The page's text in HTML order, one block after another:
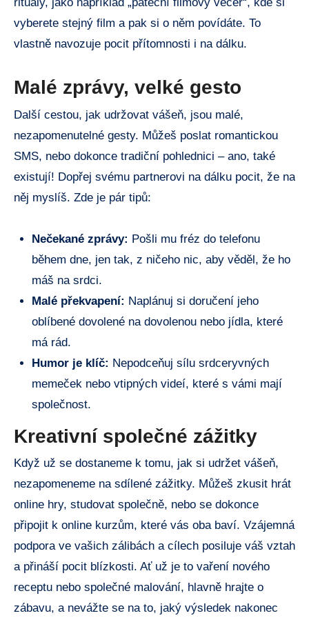
rituály, jako například „páteční filmový večer“, kde si
vyberete stejný film a pak si o něm povídáte. To
vlastně navozuje pocit přítomnosti i na dálku.
Malé zprávy, velké gesto
Další cestou, jak udržovat vášeň, jsou malé,
nezapomenutelné gesty. Můžeš poslat romantickou
SMS, nebo dokonce tradiční pohlednici – ano, také
existují! Dopřej svému partnerovi na dálku pocit, že na
něj myslíš. Zde je pár tipů:
Nečekané zprávy: Pošli mu fréz do telefonu
během dne, jen tak, z ničeho nic, aby věděl, že ho
máš na srdci.
Malé překvapení: Naplánuj si doručení jeho
oblíbené dovolené na dovolenou nebo jídla, které
má rád.
Humor je klíč: Nepodceňuj sílu srdceryvných
memeček nebo vtipných videí, které s vámi mají
společnost.
Kreativní společné zážitky
Když už se dostaneme k tomu, jak si udržet vášeň,
nezapomeneme na sdílené zážitky. Můžeš zkusit hrát
online hry, studovat společně, nebo se dokonce
připojit k online kurzům, které vás oba baví. Vzájemná
podpora ve vašich zálibách a cílech posiluje váš vztah
a přináší pocit blízkosti. Ať už je to vaření nového
receptu nebo společné malování, hlavně hrajte o
zábavu, a nevážte se na to, jaký výsledek nakonec